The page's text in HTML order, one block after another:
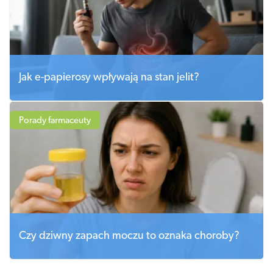
Jak e-papierosy wpływają na stan jelit?
Porady farmaceuty
Czy dziwny zapach moczu to oznaka choroby?